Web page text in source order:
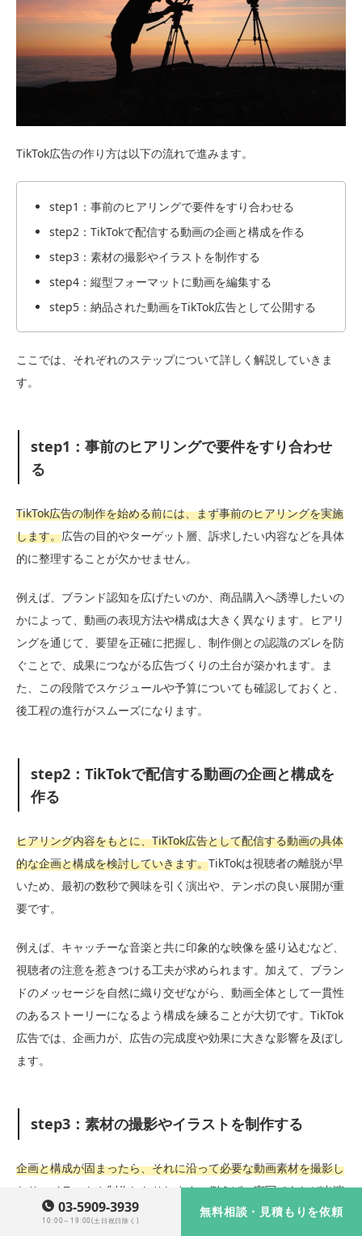
TikTok広告の作り方は以下の流れで進みます。
step1：事前のヒアリングで要件をすり合わせる
step2：TikTokで配信する動画の企画と構成を作る
step3：素材の撮影やイラストを制作する
step4：縦型フォーマットに動画を編集する
step5：納品された動画をTikTok広告として公開する
ここでは、それぞれのステップについて詳しく解説していきま
す。
step1：事前のヒアリングで要件をすり合わせ
る
TikTok広告の制作を始める前には、まず事前のヒアリングを実施
します。広告の目的やターゲット層、訴求したい内容などを具体
的に整理することが欠かせません。
例えば、ブランド認知を広げたいのか、商品購入へ誘導したいの
かによって、動画の表現方法や構成は大きく異なります。ヒアリ
ングを通じて、要望を正確に把握し、制作側との認識のズレを防
ぐことで、成果につながる広告づくりの土台が築かれます。ま
た、この段階でスケジュールや予算についても確認しておくと、
後工程の進行がスムーズになります。
step2：TikTokで配信する動画の企画と構成を
作る
ヒアリング内容をもとに、TikTok広告として配信する動画の具体
的な企画と構成を検討していきます。TikTokは視聴者の離脱が早
いため、最初の数秒で興味を引く演出や、テンポの良い展開が重
要です。
例えば、キャッチーな音楽と共に印象的な映像を盛り込むなど、
視聴者の注意を惹きつける工夫が求められます。加えて、ブラン
ドのメッセージを自然に織り交ぜながら、動画全体として一貫性
のあるストーリーになるよう構成を練ることが大切です。TikTok
広告では、企画力が、広告の完成度や効果に大きな影響を及ぼし
ます。
step3：素材の撮影やイラストを制作する
企画と構成が固まったら、それに沿って必要な動画素材を撮影し
たり、イラストや制作したりします。例えば、実写であれば出演
者のキャスティングやロケ地の選定、撮影スケジュールの調整が
03-5909-3939
10:00～19:00(土日祝日除く)
無料相談・見積もりを依頼